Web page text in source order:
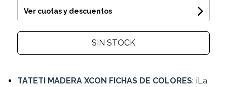
Ver cuotas y descuentos
SIN STOCK
TATETI MADERA XCON FICHAS DE COLORES: ¡La